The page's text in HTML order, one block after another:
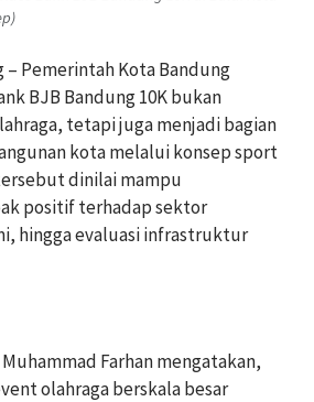
– Pemerintah Kota Bandung
BJB Bandung 10K bukan
tetapi juga menjadi bagian
kota melalui konsep sport
dinilai mampu
positif terhadap sektor
hingga evaluasi infrastruktur
Farhan mengatakan,
olahraga berskala besar